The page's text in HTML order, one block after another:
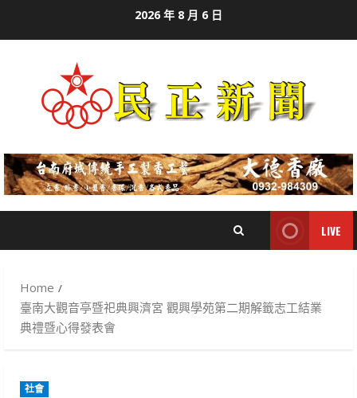
2026 年 8 月 6 日
LIVE
Home
臺南大觀音亭暨祀典興濟宮 觀興學苑第二期解籤志工結業
典禮暨心得發表會
社會